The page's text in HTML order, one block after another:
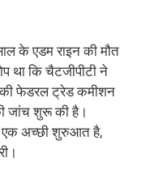
के एडम राइन की मौत
था कि चैटजीपीटी ने
फेडरल ट्रेड कमीशन
जांच शुरू की है।
एक अच्छी शुरुआत है,